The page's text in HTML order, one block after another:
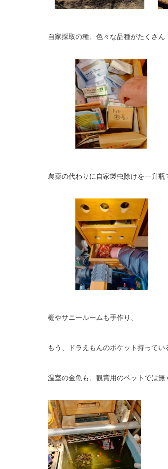
自家採取の種、色々な品種がたくさん
農薬の代わりに自家製虫除けを一升瓶
棚やサニールームも手作り、
もう、ドラえもんのポケット持って
温室の金魚も、観賞用のペットでは無